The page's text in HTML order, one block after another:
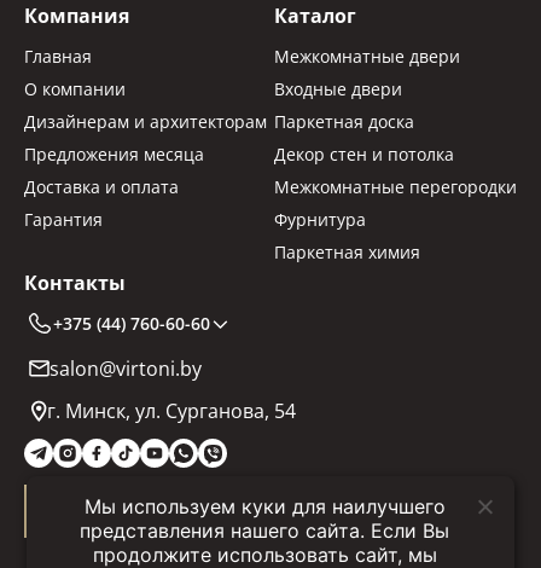
Компания
Главная
О компании
Дизайнерам и архитекторам
Предложения месяца
Доставка и оплата
Гарантия
Каталог
Межкомнатные двери
Входные двери
Паркетная доска
Декор стен и потолка
Межкомнатные перегородки
Фурнитура
Паркетная химия
Контакты
+375 (44) 760-60-60
salon@virtoni.by
г. Минск, ул. Сурганова, 54
Заказать звонок
Мы используем куки для наилучшего
представления нашего сайта. Если Вы
продолжите использовать сайт, мы